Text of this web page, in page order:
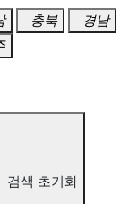
충북
경남
검색 초기화